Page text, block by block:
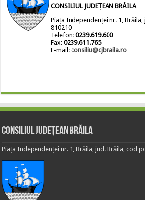
CONSILIUL JUDEȚEAN BRĂILA
Piața Independenței nr. 1, Brăila,
810210
Telefon:0239.619.600
Fax:0239.611.765
E-mail:consiliu@cjbraila.ro
Consiliul Județean Brăila
Piața Independenței nr. 1, Brăila, jud. Brăila, cod